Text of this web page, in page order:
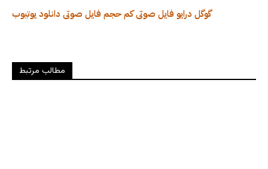
یوتیوب دانلود فایل صوتی فایل صوتی کم حجم گوگل درایو
مطالب مرتبط